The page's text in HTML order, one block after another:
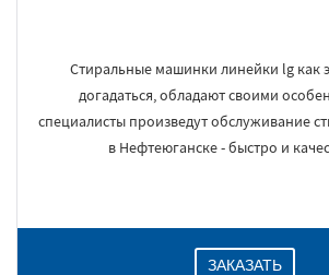
Стиральные машинки линейки lg как
догадаться, обладают своими
специалисты произведут обслуживание
в Нефтеюганске - быстро и
ЗАКАЗАТЬ